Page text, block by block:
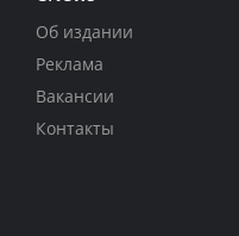
Об издании
Реклама
Вакансии
Контакты